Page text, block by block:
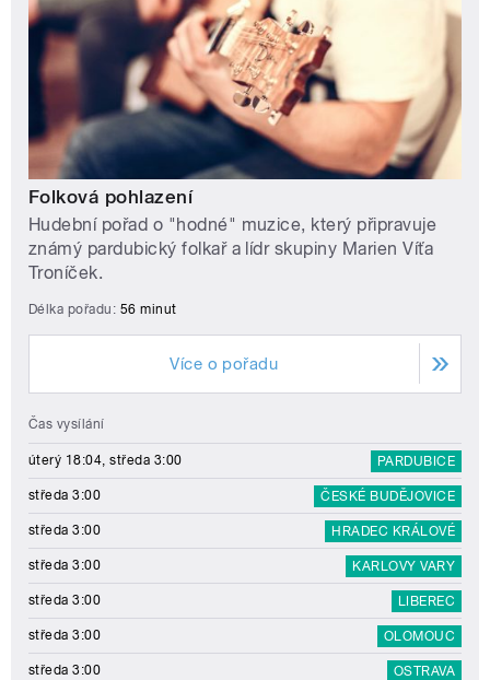
Folková pohlazení
Hudební pořad o "hodné" muzice, který připravuje
známý pardubický folkař a lídr skupiny Marien Víťa
Troníček.
Délka pořadu: 56 minut
Více o pořadu
Čas vysílání
úterý 18:04, středa 3:00 PARDUBICE
středa 3:00 ČESKÉ BUDĚJOVICE
středa 3:00 HRADEC KRÁLOVÉ
středa 3:00 KARLOVY VARY
středa 3:00 LIBEREC
středa 3:00 OLOMOUC
středa 3:00 OSTRAVA